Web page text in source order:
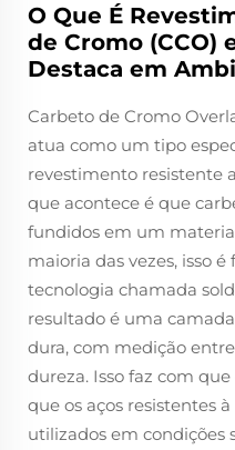
O Que É
de Cromo (CCO)
Destaca em
Carbeto de Cromo
atua como um tipo
revestimento resistente
que acontece é que
fundidos em um
maioria das vezes, isso
tecnologia chamada
resultado é uma
dura, com medição
dureza. Isso faz com
que os aços resistentes
utilizados em condições